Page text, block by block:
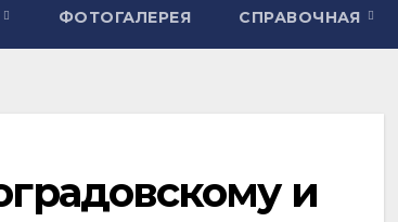
ФОТОГАЛЕРЕЯ СПРАВОЧНАЯ
и